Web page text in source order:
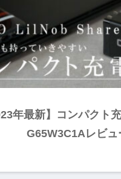
年最新】コンパクト
G65W3C1Aレビュ